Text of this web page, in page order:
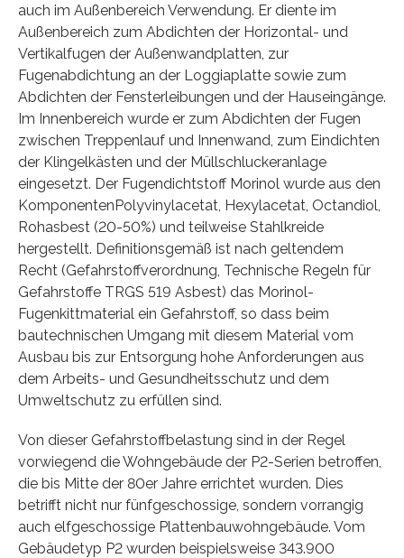
auch im Außenbereich Verwendung. Er diente im
Außenbereich zum Abdichten der Horizontal- und
Vertikalfugen der Außenwandplatten, zur
Fugenabdichtung an der Loggiaplatte sowie zum
Abdichten der Fensterleibungen und der Hauseingänge.
Im Innenbereich wurde er zum Abdichten der Fugen
zwischen Treppenlauf und Innenwand, zum Eindichten
der Klingelkästen und der Müllschluckeranlage
eingesetzt. Der Fugendichtstoff Morinol wurde aus den
KomponentenPolyvinylacetat, Hexylacetat, Octandiol,
Rohasbest (20-50%) und teilweise Stahlkreide
hergestellt. Definitionsgemäß ist nach geltendem
Recht (Gefahrstoffverordnung, Technische Regeln für
Gefahrstoffe TRGS 519 Asbest) das Morinol-
Fugenkittmaterial ein Gefahrstoff, so dass beim
bautechnischen Umgang mit diesem Material vom
Ausbau bis zur Entsorgung hohe Anforderungen aus
dem Arbeits- und Gesundheitsschutz und dem
Umweltschutz zu erfüllen sind.
Von dieser Gefahrstoffbelastung sind in der Regel
vorwiegend die Wohngebäude der P2-Serien betroffen,
die bis Mitte der 80er Jahre errichtet wurden. Dies
betrifft nicht nur fünfgeschossige, sondern vorrangig
auch elfgeschossige Plattenbauwohngebäude. Vom
Gebäudetyp P2 wurden beispielsweise 343.900